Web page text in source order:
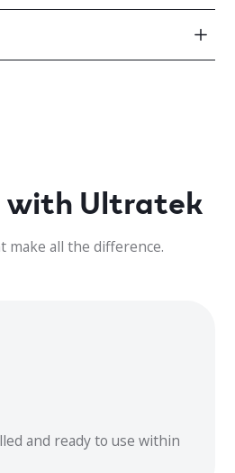
with Ultratek
make all the difference.
and ready to use within